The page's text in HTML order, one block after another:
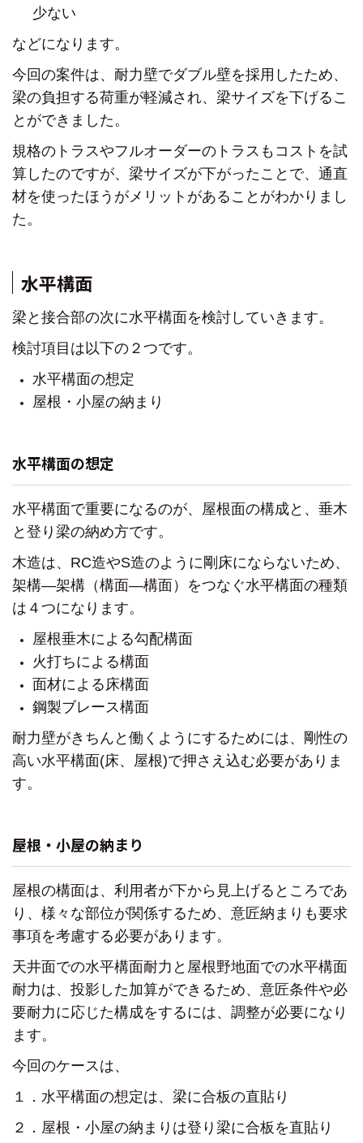
少ない
などになります。
今回の案件は、耐力壁でダブル壁を採用したため、
梁の負担する荷重が軽減され、梁サイズを下げるこ
とができました。
規格のトラスやフルオーダーのトラスもコストを試
算したのですが、 梁サイズが下がったことで、通直
材を使ったほうがメリットがあることがわかりまし
た。
水平構面
梁と接合部の次に水平構面を検討していきます。
検討項目は以下の２つです。
水平構面の想定
屋根・小屋の納まり
水平構面の想定
水平構面で重要になるのが、 屋根面の構成と、垂木
と登り梁の納め方です。
木造は、RC造やS造のように剛床にならないため、
架構―架構（構面―構面）をつなぐ水平構面の種類
は４つになります。
屋根垂木による勾配構面
火打ちによる構面
面材による床構面
鋼製ブレース構面
耐力壁がきちんと働くようにするためには、
剛性の
高い水平構面(床、屋根)で押さえ込む必要がありま
す。
屋根・小屋の納まり
屋根の構面は、利用者が下から見上げるところであ
り、 様々な部位が関係するため、 意匠納まりも要求
事項を考慮する必要があります。
天井面での水平構面耐力と屋根野地面での水平構面
耐力は、 投影した加算ができるため、 意匠条件や必
要耐力に応じた構成をするには、調整が必要になり
ます。
今回のケースは、
１．水平構面の想定は、梁に合板の直貼り
２．屋根・小屋の納まりは登り梁に合板を直貼り